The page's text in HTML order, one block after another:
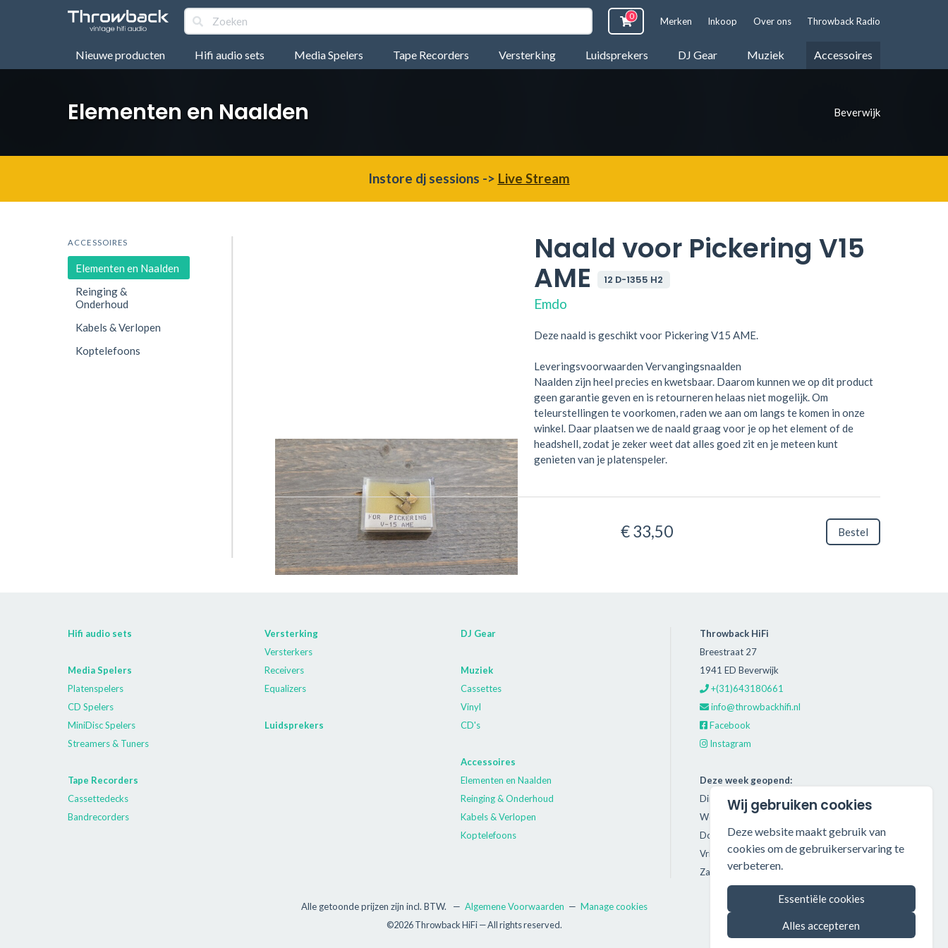
Nieuwe producten Hifi audio sets Media Spelers Tape Recorders Versterking Luidsprekers DJ Gear Muziek Accessoires
Merken Inkoop Over ons Throwback Radio
Elementen en Naalden Beverwijk
Instore dj sessions -> Live Stream
ACCESSOIRES
Elementen en Naalden
Reinging &
Onderhoud
Kabels & Verlopen
Koptelefoons
Naald voor Pickering V15
AME
12 D-1355 H2
Emdo
Deze naald is geschikt voor Pickering V15 AME.
Leveringsvoorwaarden Vervangingsnaalden
Naalden zijn heel precies en kwetsbaar. Daarom kunnen we op dit product
geen garantie geven en is retourneren helaas niet mogelijk. Om
teleurstellingen te voorkomen, raden we aan om langs te komen in onze
winkel. Daar plaatsen we de naald graag voor je op het element of de
headshell, zodat je zeker weet dat alles goed zit en je meteen kunt
genieten van je platenspeler.
TBMOL00002 € 33,50 Bestel
Hifi audio sets
Media Spelers
Platenspelers
CD Spelers
MiniDisc Spelers
Streamers & Tuners
Tape Recorders
Cassettedecks
Bandrecorders
Versterking
Versterkers
Receivers
Equalizers
Luidsprekers
DJ Gear
Muziek
Cassettes
Vinyl
CD's
Accessoires
Elementen en Naalden
Reinging & Onderhoud
Kabels & Verlopen
Koptelefoons
Throwback HiFi
Breestraat 27
1941 ED Beverwijk
+(31)643180661
info@throwbackhifi.nl
Facebook
Instagram
Deze week geopend:
Dinsdag: 11:00 - 18:00
Woensdag: 11:00 - 18:00
Donderdag: 11:00 - 21:00
Vrijdag: 11:00 - 18:00
Zaterdag: 11:00 - 17:00
Alle getoonde prijzen zijn incl. BTW. — Algemene Voorwaarden — Manage cookies
©2026 Throwback HiFi — All rights reserved.
Wij gebruiken cookies
Deze website maakt gebruik van
cookies om de gebruikerservaring te
verbeteren.
Essentiële cookies
Alles accepteren